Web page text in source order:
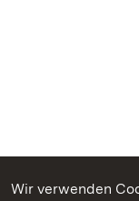
Wir verwenden